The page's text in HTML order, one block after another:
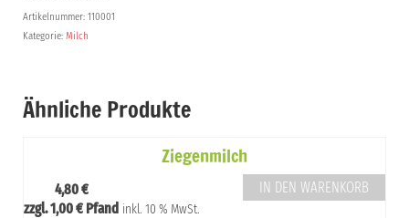
Artikelnummer: 110001
Kategorie: Milch
Ähnliche Produkte
Ziegenmilch
4,80€
zzgl.1,00€Pfand inkl. 10 % MwSt.
IN DEN WARENKORB